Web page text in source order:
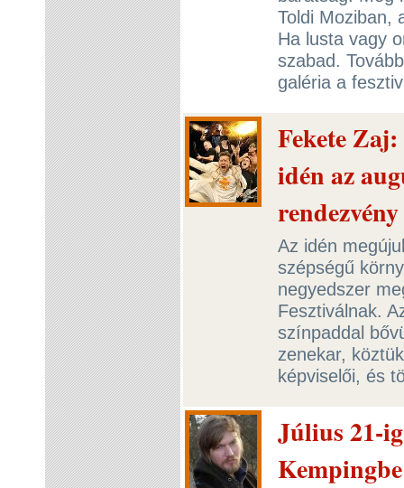
Toldi Moziban,
Ha lusta vagy
szabad.
galéria a
Fekete
idén az
rendezvény
Az idén
szépségű
negyedszer
Fesztiválnak.
színpaddal
zenekar,
képviselői, és
Július 21-